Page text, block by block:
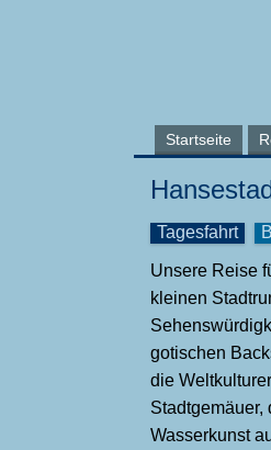
Startseite
Tagesfahrt
Unsere Reise
kleinen
gotischen
die
Stadtgemäuer,
Wasserkunst